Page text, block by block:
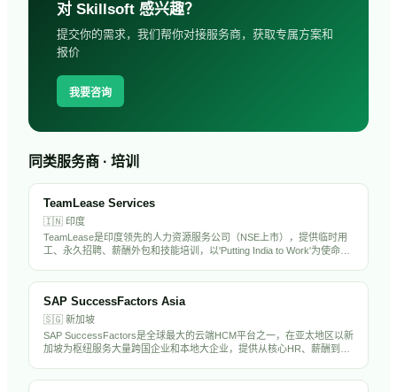
对 Skillsoft 感兴趣？
提交你的需求，我们帮你对接服务商，获取专属方案和
报价
我要咨询
同类服务商 · 培训
TeamLease Services
🇮🇳 印度
TeamLease是印度领先的人力资源服务公司（NSE上市），提供临时用
工、永久招聘、薪酬外包和技能培训，以'Putting India to Work'为使命，
SAP SuccessFactors Asia
🇸🇬 新加坡
SAP SuccessFactors是全球最大的云端HCM平台之一，在亚太地区以新
加坡为枢纽服务大量跨国企业和本地大企业，提供从核心HR、薪酬到人